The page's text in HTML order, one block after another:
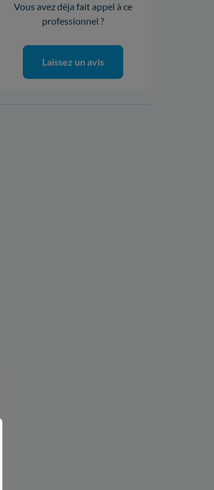
Vous avez déja fait appel à ce
professionnel ?
Laissez un avis